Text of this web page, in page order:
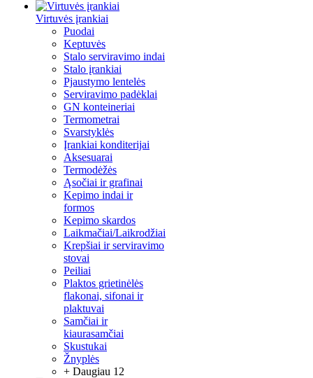
Virtuvės įrankiai
Puodai
Keptuvės
Stalo serviravimo indai
Stalo įrankiai
Pjaustymo lentelės
Serviravimo padėklai
GN konteineriai
Termometrai
Svarstyklės
Įrankiai konditerijai
Aksesuarai
Termodėžės
Ąsočiai ir grafinai
Kepimo indai ir
formos
Kepimo skardos
Laikmačiai/Laikrodžiai
Krepšiai ir serviravimo
stovai
Peiliai
Plaktos grietinėlės
flakonai, sifonai ir
plaktuvai
Samčiai ir
kiaurasamčiai
Skustukai
Žnyplės
+ Daugiau 12